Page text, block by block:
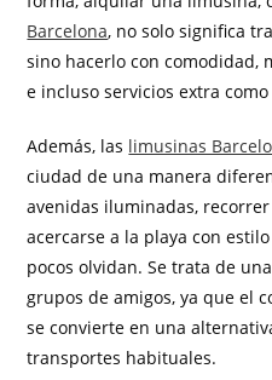
Barcelona, no solo significa
sino hacerlo con comodidad,
e incluso servicios extra
Además, las limusinas
ciudad de una manera
avenidas iluminadas,
acercarse a la playa con
pocos olvidan. Se trata de
grupos de amigos, ya que el
se convierte en una
transportes habituales.